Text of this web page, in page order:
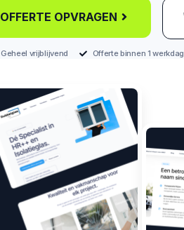
OFFERTE OPVRAGEN
Geheel vrijblijvend Offerte binnen 1 werkdag